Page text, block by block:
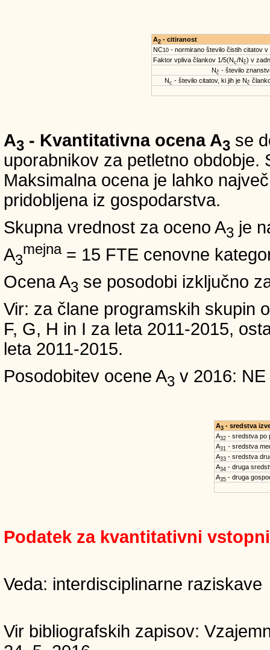
A2- citiranost
NC10- normirano število čistih citatov v
Faktor vpliva člankov 1/5(Nc/Nč) v
Nč - število
Nc - število citatov, ki jih je Nč
A3 - Kvantitativna ocena A3 se
uporabnikov za petletno obdobje.
Maksimalna ocena je lahko
pridobljena iz gospodarstva.
Skupna vrednost za oceno A3 je
A3
mejna= 15 FTE cenovne
Ocena A3 se posodobi izključno
Vir: za člane programskih skupin
F, G, H in I za leta 2011-2015,
leta 2011-2015.
Posodobitev ocene A3 v 2016: NE
A3- sredstva
A32- sredstva po
A31 - sredstva
A33- sredstva
A34 - druga
A35- druga
Podatek za kvantitativni
Veda: interdisciplinarne raziskave
Vir bibliografskih zapisov: